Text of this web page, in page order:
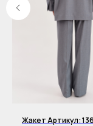
Жакет Артикул: